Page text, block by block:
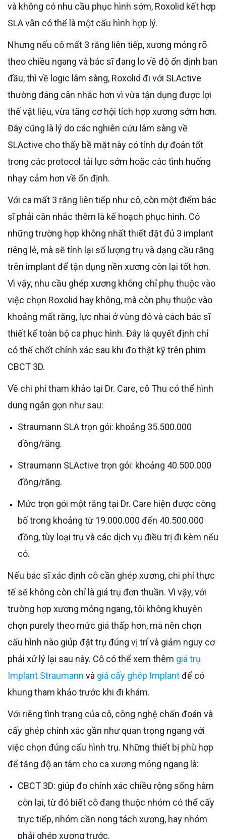
và không có nhu cầu phục hình sớm, Roxolid kết hợp
SLA vẫn có thể là một cấu hình hợp lý.
Nhưng nếu cô mất 3 răng liên tiếp, xương mỏng rõ
theo chiều ngang và bác sĩ đang lo về độ ổn định ban
đầu, thì về logic lâm sàng, Roxolid đi với SLActive
thường đáng cân nhắc hơn vì vừa tận dụng được lợi
thế vật liệu, vừa tăng cơ hội tích hợp xương sớm hơn.
Đây cũng là lý do các nghiên cứu lâm sàng về
SLActive cho thấy bề mặt này có tính dự đoán tốt
trong các protocol tải lực sớm hoặc các tình huống
nhạy cảm hơn về ổn định.
Với ca mất 3 răng liên tiếp như cô, còn một điểm bác
sĩ phải cân nhắc thêm là kế hoạch phục hình. Có
những trường hợp không nhất thiết đặt đủ 3 implant
riêng lẻ, mà sẽ tính lại số lượng trụ và dạng cầu răng
trên implant để tận dụng nền xương còn lại tốt hơn.
Vì vậy, nhu cầu ghép xương không chỉ phụ thuộc vào
việc chọn Roxolid hay không, mà còn phụ thuộc vào
khoảng mất răng, lực nhai ở vùng đó và cách bác sĩ
thiết kế toàn bộ ca phục hình. Đây là quyết định chỉ
có thể chốt chính xác sau khi đo thật kỹ trên phim
CBCT 3D.
Về chi phí tham khảo tại Dr. Care, cô Thu có thể hình
dung ngắn gọn như sau:
Straumann SLA trọn gói: khoảng 35.500.000
đồng/răng.
Straumann SLActive trọn gói: khoảng 40.500.000
đồng/răng.
Mức trọn gói một răng tại Dr. Care hiện được công
bố trong khoảng từ 19.000.000 đến 40.500.000
đồng, tùy loại trụ và các dịch vụ điều trị đi kèm nếu
có.
Nếu bác sĩ xác định cô cần ghép xương, chi phí thực
tế sẽ không còn chỉ là giá trụ đơn thuần. Vì vậy, với
trường hợp xương mỏng ngang, tôi không khuyên
chọn purely theo mức giá thấp hơn, mà nên chọn
cấu hình nào giúp đặt trụ đúng vị trí và giảm nguy cơ
phải xử lý lại sau này. Cô có thể xem thêm giá trụ
Implant Straumann và giá cấy ghép Implantđể có
khung tham khảo trước khi đi khám.
Với riêng tình trạng của cô, công nghệ chẩn đoán và
cấy ghép chính xác gần như quan trọng ngang với
việc chọn đúng cấu hình trụ. Những thiết bị phù hợp
để tăng độ an tâm cho ca xương mỏng ngang là:
CBCT 3D: giúp đo chính xác chiều rộng sống hàm
còn lại, từ đó biết cô đang thuộc nhóm có thể cấy
trực tiếp, nhóm cần nong tách xương, hay nhóm
phải ghép xương trước.